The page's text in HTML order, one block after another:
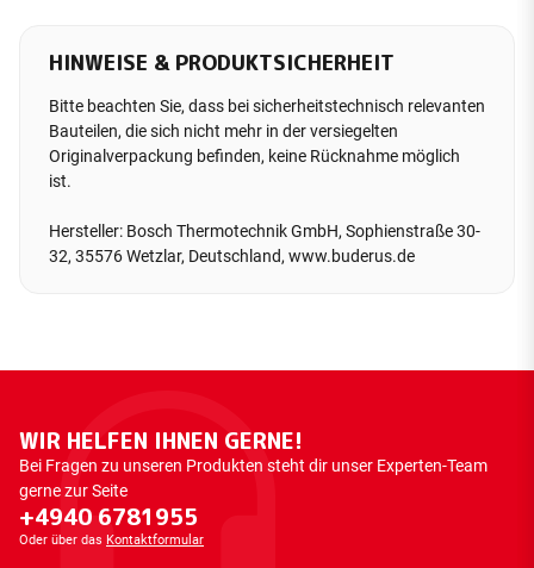
HINWEISE & PRODUKTSICHERHEIT
Bitte beachten Sie, dass bei sicherheitstechnisch relevanten
Bauteilen, die sich nicht mehr in der versiegelten
Originalverpackung befinden, keine Rücknahme möglich
ist.
Hersteller: Bosch Thermotechnik GmbH, Sophienstraße 30-
32, 35576 Wetzlar, Deutschland, www.buderus.de
WIR HELFEN IHNEN GERNE!
Bei Fragen zu unseren Produkten steht dir unser Experten-Team
gerne zur Seite
+4940 6781955
Oder über das Kontaktformular